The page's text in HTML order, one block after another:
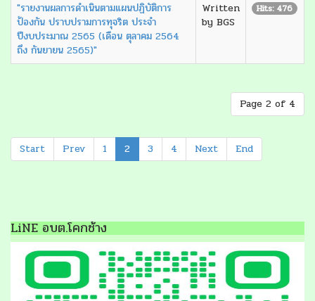
"รายงานผลการดำเนินตามแผนปฏิบัติการ
ป้องกัน ปราบปรามการทุจริต ประจำ
ปีงบประมาณ 2565 (เดือน ตุลาคม 2564
ถึง กันยายน 2565)"
Written
by BGS
Hits: 476
Page 2 of 4
Start Prev 1 2 3 4 Next End
LiNE อบต.โคกช้าง